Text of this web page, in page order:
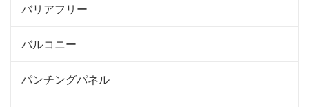
バリアフリー
バルコニー
パンチングパネル